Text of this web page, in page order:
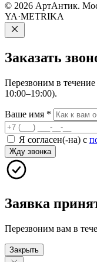
© 2026 АртАнтик.
YA·METRIKA
Заказать
Перезвоним в
10:00–19:00).
Ваше имя *
Я согласен(-на) с
Жду звонка
Заявка
Перезвоним вам в
Закрыть